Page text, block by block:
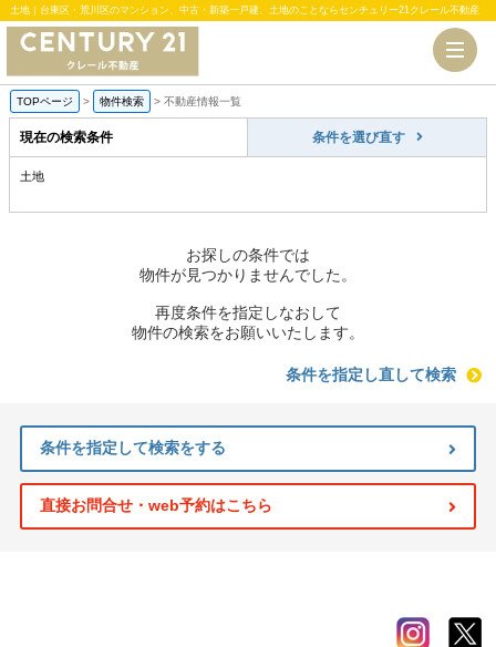
土地｜台東区・荒川区のマンション、中古・新築一戸建、土地のことならセンチュリー21クレール不動産
TOPページ > 物件検索 > 不動産情報一覧
現在の検索条件 条件を選び直す
土地
お探しの条件では
物件が見つかりませんでした。
再度条件を指定しなおして
物件の検索をお願いいたします。
条件を指定し直して検索
条件を指定して検索をする
直接お問合せ・web予約はこちら